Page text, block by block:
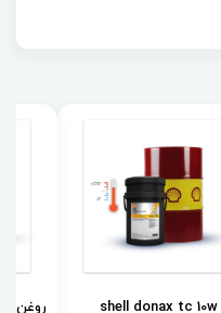
روغن shell donax td 85w